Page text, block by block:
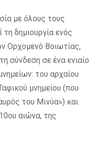
με όλους τους
δημιουργία ενός
Ορχομενό Βοιωτίας,
σύνδεση σε ένα ενιαίο
του αρχαίου
μνημείου (που
του Μινύα») και
αιώνα, της